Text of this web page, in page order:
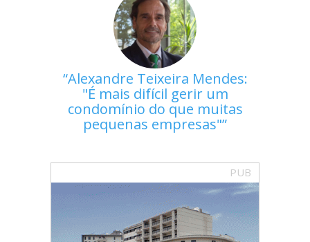
Alexandre Teixeira Mendes:
"É mais difícil gerir um
condomínio do que muitas
pequenas empresas"
PUB